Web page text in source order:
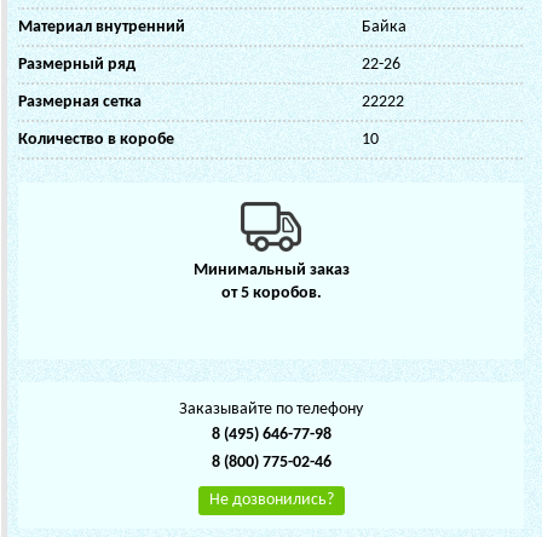
Материал внутренний Байка
Размерный ряд 22-26
Размерная сетка 22222
Количество в коробе 10
Минимальный заказ
от 5 коробов.
Заказывайте по телефону
8 (495) 646-77-98
8 (800) 775-02-46
Не дозвонились?